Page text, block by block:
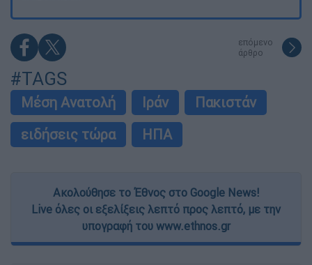
επόμενο
άρθρο
#TAGS
Μέση Ανατολή Ιράν
Πακιστάν
ειδήσεις τώρα
ΗΠΑ
Ακολούθησε το Έθνος στο Google News!
Live όλες οι εξελίξεις λεπτό προς λεπτό, με την
υπογραφή του www.ethnos.gr